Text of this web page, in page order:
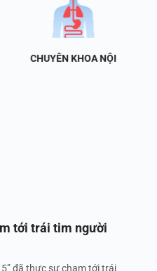
CHUYÊN KHOA NỘI
tới trái tim người
đã thực sự chạm tới trái